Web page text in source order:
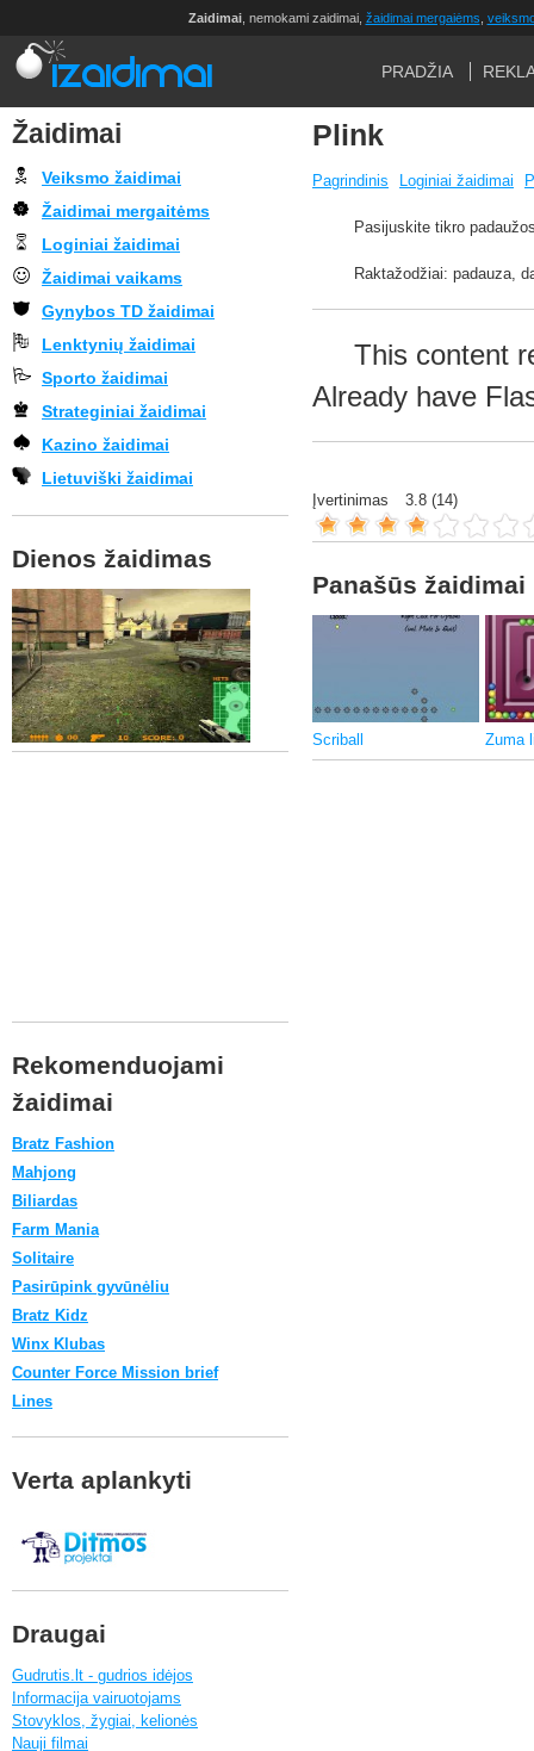
Zaidimai, nemokami zaidimai, žaidimai mergaiėms
PRADŽIA
Plink
Pagrindinis Loginiai žaidimai
Pasijuskite tikro
Raktažodžiai: padauza,
This content
Already have
Įvertinimas 3.8 (14)
Panašūs žaidimai
Scriball Zuma
Žaidimai
Veiksmo žaidimai
Žaidimai mergaitėms
Loginiai žaidimai
Žaidimai vaikams
Gynybos TD žaidimai
Lenktynių žaidimai
Sporto žaidimai
Strateginiai žaidimai
Kazino žaidimai
Lietuviški žaidimai
Dienos žaidimas
Rekomenduojami
žaidimai
Bratz Fashion
Mahjong
Biliardas
Farm Mania
Solitaire
Pasirūpink gyvūnėliu
Bratz Kidz
Winx Klubas
Counter Force Mission brief
Lines
Verta aplankyti
Draugai
Gudrutis.lt - gudrios idėjos
Informacija vairuotojams
Stovyklos, žygiai, kelionės
Nauji filmai